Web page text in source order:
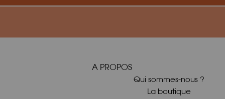
A PROPOS
Qui sommes-nous ?
La boutique